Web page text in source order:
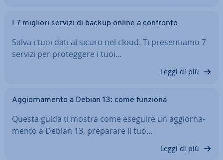
I 7 migliori servizi di backup online a confronto
Salva i tuoi dati al sicuro nel cloud. Ti pre­sen­tia­mo 7
servizi per pro­teg­ge­re i tuoi…
Leggi di più
Ag­gior­na­men­to a Debian 13: come funziona
Questa guida ti mostra come eseguire un ag­gior­na­
men­to a Debian 13, preparare il tuo…
Leggi di più